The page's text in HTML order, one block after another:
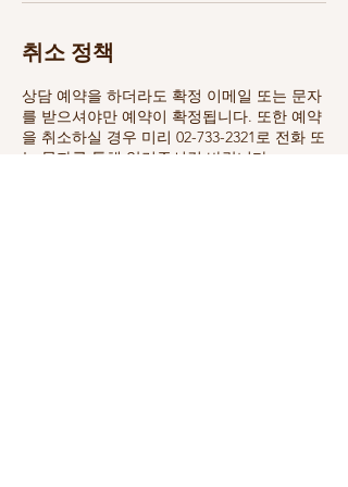
취소 정책
상담 예약을 하더라도 확정 이메일 또는 문자
를 받으셔야만 예약이 확정됩니다. 또한 예약
을 취소하실 경우 미리 02-733-2321로 전화 또
는 문자를 통해 알려주시길 바랍니다.